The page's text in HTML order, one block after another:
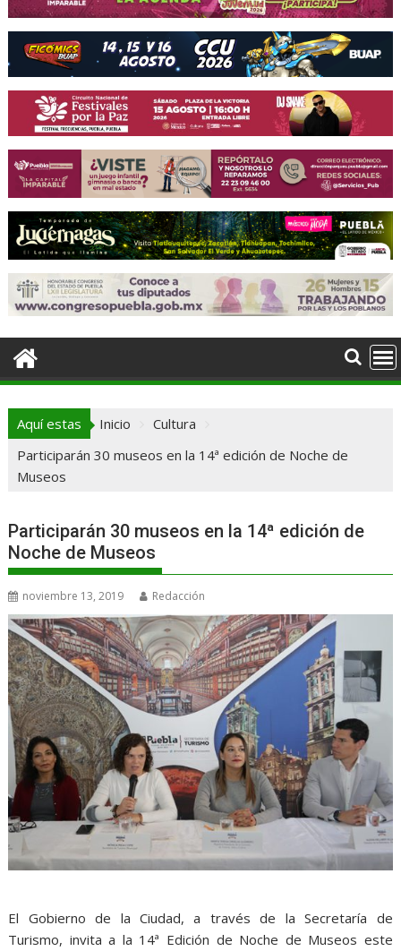
Aquí estas Inicio
Cultura
Participarán 30 museos en la 14ª edición de Noche de
Museos
Participarán 30 museos en la 14ª edición de
Noche de Museos
noviembre 13, 2019 Redacción
El Gobierno de la Ciudad, a través de la Secretaría de
Turismo, invita a la 14ª Edición de Noche de Museos este